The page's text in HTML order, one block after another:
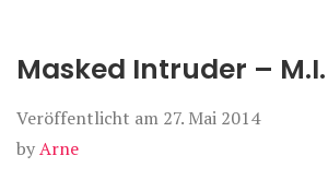
Masked Intruder – M.I.
Veröffentlicht am 27. Mai 2014
byArne